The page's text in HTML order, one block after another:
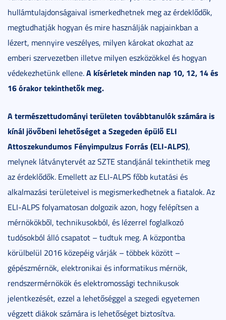
hullámtulajdonságaival ismerkedhetnek meg az érdeklődők,
megtudhatják hogyan és mire használják napjainkban a
lézert, mennyire veszélyes, milyen károkat okozhat az
emberi szervezetben illetve milyen eszközökkel és hogyan
védekezhetünk ellene.A kísérletek minden nap 10, 12, 14 és
16 órakor tekinthetők meg.
A természettudományi területen továbbtanulók számára is
kínál jövőbeni lehetőséget a Szegeden épülő ELI
Attoszekundumos Fényimpulzus Forrás (ELI-ALPS),
melynek látványtervét az SZTE standjánál tekinthetik meg
az érdeklődők. Emellett az ELI-ALPS főbb kutatási és
alkalmazási területeivel is megismerkedhetnek a fiatalok. Az
ELI-ALPS folyamatosan dolgozik azon, hogy felépítsen a
mérnökökből, technikusokból, és lézerrel foglalkozó
tudósokból álló csapatot – tudtuk meg. A központba
körülbelül 2016 közepéig várják – többek között –
gépészmérnök, elektronikai és informatikus mérnök,
rendszermérnökök és elektromossági technikusok
jelentkezését, ezzel a lehetőséggel a szegedi egyetemen
végzett diákok számára is lehetőséget biztosítva.